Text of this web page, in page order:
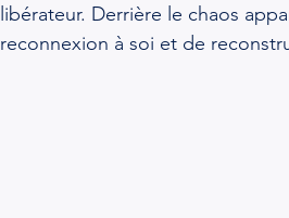
libérateur. Derrière le chaos
reconnexion à soi et de